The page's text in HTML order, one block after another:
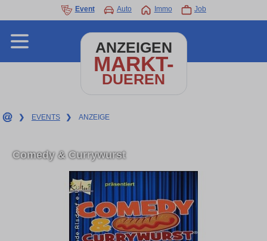
Event Auto Immo Job
ANZEIGEN
MARKT-
DUEREN
❯ EVENTS ❯ ANZEIGE
Comedy & Currywurst